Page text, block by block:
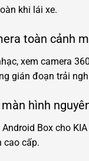
khi lái xe.
toàn cảnh
xem camera
gián đoạn trải
hình
Box cho
cao cấp.